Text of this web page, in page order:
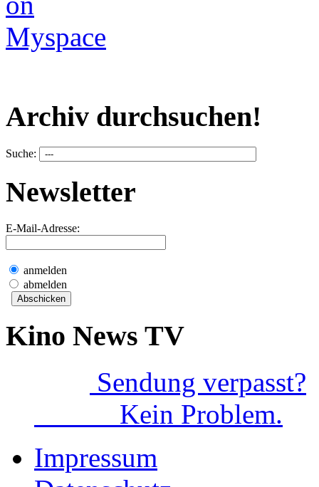
Archiv durchsuchen!
Suche:
Newsletter
E-Mail-Adresse:
anmelden
abmelden
Kino News TV
Sendung verpasst?
Kein Problem.
Impressum